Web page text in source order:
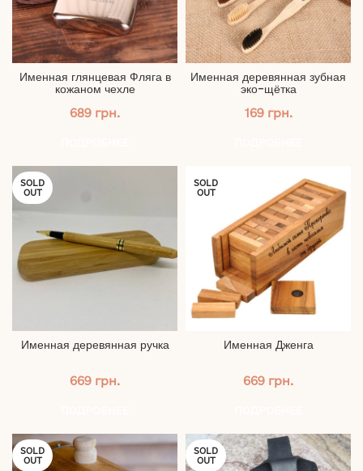
Именная глянцевая Фляга в
кожаном чехле
689 грн.
Именная деревянная зубная
эко-щётка
169 грн.
SOLD
OUT
Именная деревянная ручка
669 грн.
SOLD
OUT
Именная Дженга
669 грн.
SOLD
OUT
SOLD
OUT